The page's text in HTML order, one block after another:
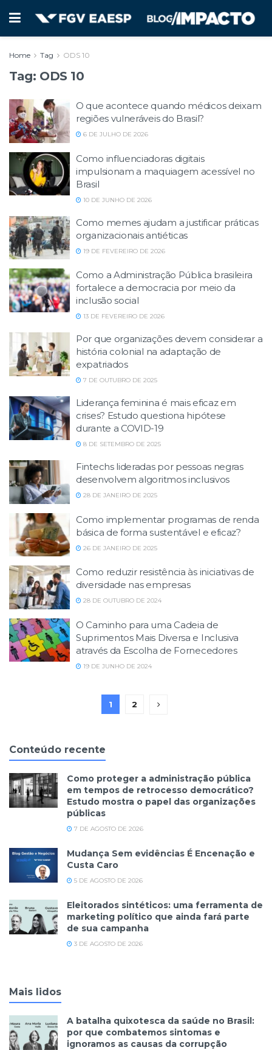
Home Tag ODS 10
Tag: ODS 10
O que acontece quando médicos deixam
regiões vulneráveis do Brasil?
6 DE JULHO DE 2026
Como influenciadoras digitais
impulsionam a maquiagem acessível no
Brasil
10 DE JUNHO DE 2026
Como memes ajudam a justificar práticas
organizacionais antiéticas
19 DE FEVEREIRO DE 2026
Como a Administração Pública brasileira
fortalece a democracia por meio da
inclusão social
13 DE FEVEREIRO DE 2026
Por que organizações devem considerar a
história colonial na adaptação de
expatriados
7 DE OUTUBRO DE 2025
Liderança feminina é mais eficaz em
crises? Estudo questiona hipótese
durante a COVID-19
8 DE SETEMBRO DE 2025
Fintechs lideradas por pessoas negras
desenvolvem algoritmos inclusivos
28 DE JANEIRO DE 2025
Como implementar programas de renda
básica de forma sustentável e eficaz?
26 DE JANEIRO DE 2025
Como reduzir resistência às iniciativas de
diversidade nas empresas
28 DE OUTUBRO DE 2024
O Caminho para uma Cadeia de
Suprimentos Mais Diversa e Inclusiva
através da Escolha de Fornecedores
19 DE JUNHO DE 2024
1 2
Conteúdo recente
Como proteger a administração pública
em tempos de retrocesso democrático?
Estudo mostra o papel das organizações
públicas
7 DE AGOSTO DE 2026
Mudança Sem evidências É Encenação e
Custa Caro
5 DE AGOSTO DE 2026
Eleitorados sintéticos: uma ferramenta de
marketing político que ainda fará parte
de sua campanha
3 DE AGOSTO DE 2026
Mais lidos
A batalha quixotesca da saúde no Brasil:
por que combatemos sintomas e
ignoramos as causas da corrupção